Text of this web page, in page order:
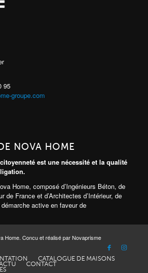
95
groupe.com
NOVA HOME
est une nécessité et la qualité
Home, composé d’Ingénieurs Béton, de
de France et d’Architectes d’Intérieur, de
démarche active en faveur de
Home. Concu et réalisé par Novaprisme
CATALOGUE DE MAISONS
CONTACT